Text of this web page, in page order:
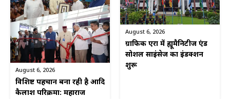
August 6, 2026
विशिष्ट पहचान बना रही है आदि
कैलाश परिक्रमा: महाराज
August 6, 2026
ग्राफिक एरा में ह्यूमैनिटीज एंड
सोशल साइंसेज का इंडक्शन
शुरू